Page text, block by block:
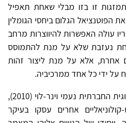
זו בזו מבלי שאחת תאפיל
הפוטנציאל הגלום ביחסי הגומלין
עולה האפשרות להיווצרות מרחב
נעזבת שלא על מנת להתמוסס
אחרת, אלא על מנת ליצור זהות
ידי כל אחד ממרכיביה.
אלא, כפי שכותבת הפסיכולוגית החברתית נעמי וינר-לוי (2010),
אחרים עסקו בעיקר